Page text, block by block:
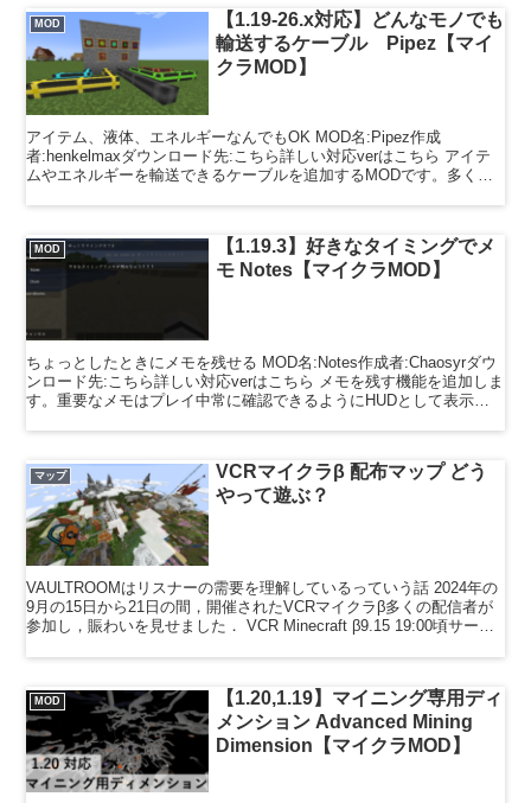
MOD
【1.19-26.x対応】どんなモノでも
輸送するケーブル Pipez【マイ
クラMOD】
アイテム、液体、エネルギーなんでもOK MOD名:Pipez作成
者:henkelmaxダウンロード先:こちら詳しい対応verはこちら アイテ
ムやエネルギーを輸送できるケーブルを追加するMODです。多くの
MOD
【1.19.3】好きなタイミングでメ
モ Notes【マイクラMOD】
ちょっとしたときにメモを残せる MOD名:Notes作成者:Chaosyrダウ
ンロード先:こちら詳しい対応verはこちら メモを残す機能を追加しま
す。重要なメモはプレイ中常に確認できるようにHUDとして表示す
マップ
VCRマイクラβ 配布マップ どう
やって遊ぶ？
VAULTROOMはリスナーの需要を理解しているっていう話 2024年の
9月の15日から21日の間，開催されたVCRマイクラβ多くの配信者が
参加し，賑わいを見せました． VCR Minecraft β9.15 19:00頃サーバ
MOD
【1.20,1.19】マイニング専用ディ
メンション Advanced Mining
Dimension【マイクラMOD】